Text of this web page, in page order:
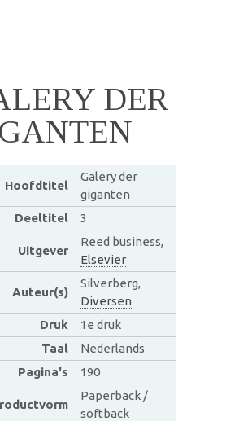
DER
Hoofdtitel
Galery der
giganten
Deeltitel
3
Uitgever
Reed business,
Elsevier
Auteur(s)
Silverberg,
Diversen
Druk
1e druk
Taal
Nederlands
Pagina's
190
Paperback /
softback